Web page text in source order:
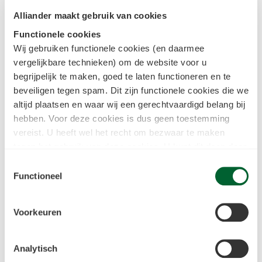
Alliander maakt gebruik van cookies
Functionele cookies
Wij gebruiken functionele cookies (en daarmee
vergelijkbare technieken) om de website voor u
begrijpelijk te maken, goed te laten functioneren en te
beveiligen tegen spam. Dit zijn functionele cookies die we
altijd plaatsen en waar wij een gerechtvaardigd belang bij
hebben. Voor deze cookies is dus geen toestemming
vereist. U heeft wel het recht om bezwaar te maken
de link "bezwaar maken" te klikken. Meer informatie over
Tevens kunnen wij en onze partners informatie over u
verzamelen waarbij uw internetgedrag wordt gevolgd
Functioneel
Voorkeuren
Analytisch
eerste fase, de ‘idee fase’, geholpen met
de expertise van de netbeheerders.
Vervolgens kunnen zij in de prototype
fase hun idee testen in een speciaal voor
de challenge gebouwde simulatiestraat.
Deze buitenruimte van 500 vierkante
meter bootst een typische Nederlandse
buurt na, inclusief een aantal woningen
simulatiestraat wordt in november
Jeroen van Oorschot, Product Owner
meer capaciteit in onze